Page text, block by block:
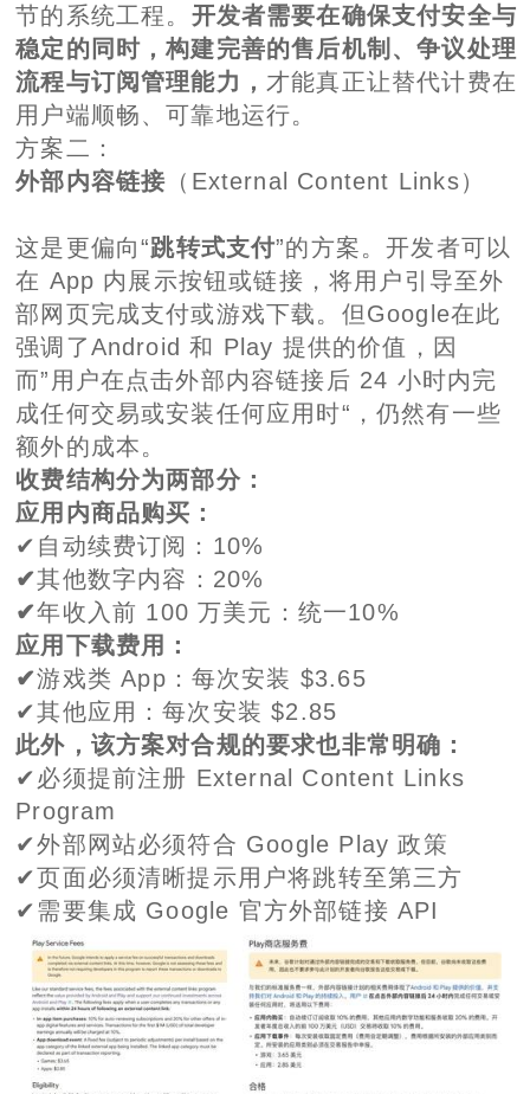
节的系统工程。 开发者需要在确保支付安全与
稳定的同时，构建完善的售后机制、争议处理
流程与订阅管理能力， 才能真正让替代计费在
用户端顺畅、可靠地运行。
方案二：
外部内容链接 （External Content Links）
这是更偏向“跳转式支付”的方案。开发者可以
在 App 内展示按钮或链接，将用户引导至外
部网页完成支付或游戏下载。但Google在此
强调了Android 和 Play 提供的价值，因
而”用户在点击外部内容链接后 24 小时内完
成任何交易或安装任何应用时“，仍然有一些
额外的成本。
收费结构分为两部分：
应用内商品购买：
✔自动续费订阅：10%
✔其他数字内容：20%
✔年收入前 100 万美元：统一10%
应用下载费用：
✔游戏类 App：每次安装 $3.65
✔其他应用：每次安装 $2.85
此外，该方案对合规的要求也非常明确：
✔必须提前注册 External Content Links
Program
✔外部网站必须符合 Google Play 政策
✔页面必须清晰提示用户将跳转至第三方
✔需要集成 Google 官方外部链接 API